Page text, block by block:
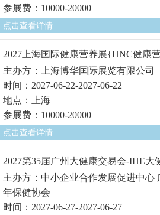
参展费：10000-20000
点击查看详情
2027上海国际健康营养展{HNC健康
主办方：上海博华国际展览有限公司
时间：2027-06-22-2027-06-22
地点：上海
参展费：10000-20000
点击查看详情
2027第35届广州大健康交易会-IHE大
主办方：中小企业合作发展促进中心
年保健协会
时间：2027-06-27-2027-06-27